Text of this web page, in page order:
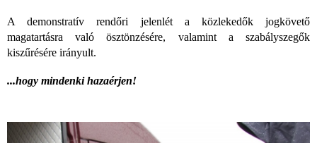
A demonstratív rendőri jelenlét a közlekedők jogkövető
magatartásra való ösztönzésére, valamint a szabályszegők
kiszűrésére irányult.
...hogy mindenki hazaérjen!